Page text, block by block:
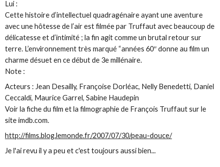
Lui :
Cette histoire d’intellectuel quadragénaire ayant une aventure
avec une hôtesse de l’air est filmée par Truffaut avec beaucoup de
délicatesse et d’intimité ; la fin agit comme un brutal retour sur
terre. L’environnement très marqué “années 60″ donne au film un
charme désuet en ce début de 3e millénaire.
Note :
Acteurs : Jean Desailly, Françoise Dorléac, Nelly Benedetti, Daniel
Ceccaldi, Maurice Garrel, Sabine Haudepin
Voir la fiche du film et la filmographie de François Truffaut sur le
site imdb.com.
http://films.blog.lemonde.fr/2007/07/30/peau-douce/
Je l'ai revu il y a peu et c'est toujours aussi bien...